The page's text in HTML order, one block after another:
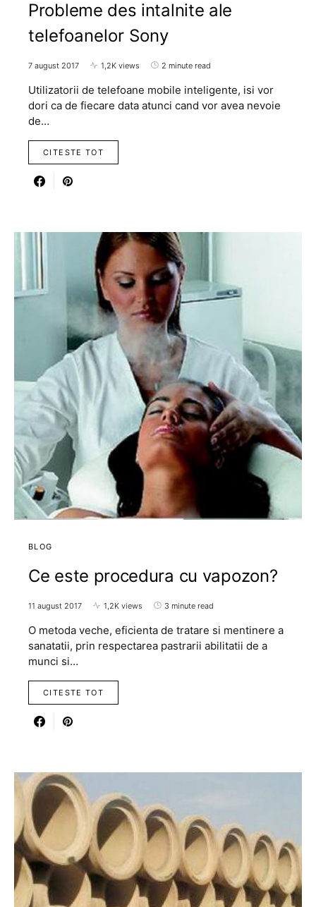
Probleme des intalnite ale
telefoanelor Sony
7 august 2017 1,2K views 2 minute read
Utilizatorii de telefoane mobile inteligente, isi vor
dori ca de fiecare data atunci cand vor avea nevoie
de…
CITESTE TOT
BLOG
Ce este procedura cu vapozon?
11 august 2017 1,2K views 3 minute read
O metoda veche, eficienta de tratare si mentinere a
sanatatii, prin respectarea pastrarii abilitatii de a
munci si…
CITESTE TOT